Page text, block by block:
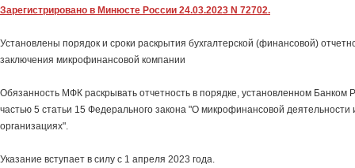
Зарегистрировано в Минюсте России 24.03.2023 N 72702.
Установлены порядок и сроки раскрытия бухгалтерской (финансовой)
заключения микрофинансовой компании
Обязанность МФК раскрывать отчетность в порядке, установленном Банком
частью 5 статьи 15 Федерального закона "О микрофинансовой
организациях".
Указание вступает в силу с 1 апреля 2023 года.